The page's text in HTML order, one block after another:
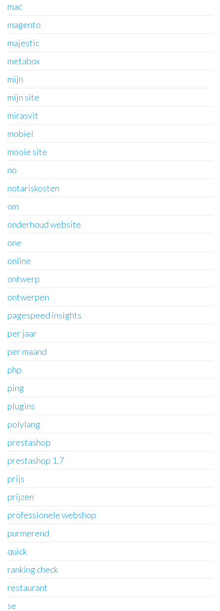
mac
magento
majestic
metabox
mijn
mijn site
mirasvit
mobiel
mooie site
no
notariskosten
om
onderhoud website
one
online
ontwerp
ontwerpen
pagespeed insights
per jaar
per maand
php
ping
plugins
polylang
prestashop
prestashop 1.7
prijs
prijzen
professionele webshop
purmerend
quick
ranking check
restaurant
se